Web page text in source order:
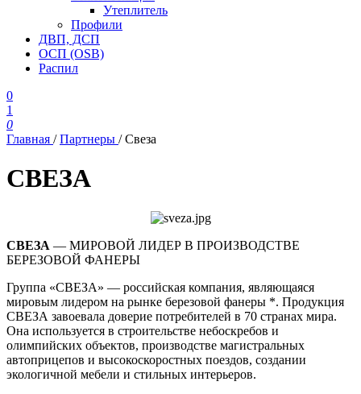
Утеплитель
Профили
ДВП, ДСП
ОСП (OSB)
Распил
0
1
0
Главная /Партнеры /Свеза
СВЕЗА
СВЕЗА — МИРОВОЙ ЛИДЕР В ПРОИЗВОДСТВЕ
БЕРЕЗОВОЙ ФАНЕРЫ
Группа «СВЕЗА» — российская компания, являющаяся
мировым лидером на рынке березовой фанеры *. Продукция
СВЕЗА завоевала доверие потребителей в 70 странах мира.
Она используется в строительстве небоскребов и
олимпийских объектов, производстве магистральных
автоприцепов и высокоскоростных поездов, создании
экологичной мебели и стильных интерьеров.